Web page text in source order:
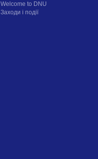
Welcome to DNU
Заходи і події